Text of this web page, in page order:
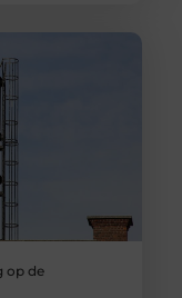
op de